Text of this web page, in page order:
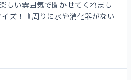
しい雰囲気で聞かせてくれまし
ズ！『周りに水や消化器がない